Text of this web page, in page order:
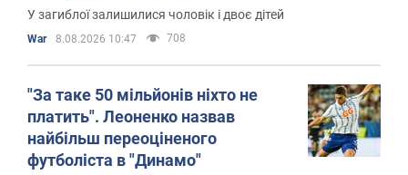
У загиблої залишилися чоловік і двоє дітей
War 8.08.2026 10:47 708
"За таке 50 мільйонів ніхто не
платить". Леоненко назвав
найбільш переоціненого
футболіста в "Динамо"